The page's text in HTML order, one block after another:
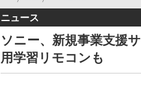
ニュース
ソニー、新規事業支援
用学習リモコンも